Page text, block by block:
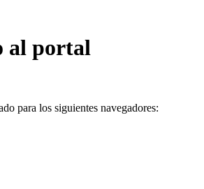
al portal
para los siguientes navegadores: